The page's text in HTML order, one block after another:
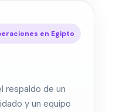
en Egipto
respaldo de un
y un equipo